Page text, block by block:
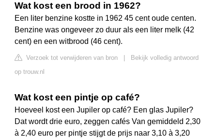
Wat kost een brood in 1962?
Een liter benzine kostte in 1962 45 cent oude centen.
Benzine was ongeveer zo duur als een liter melk (42
cent) en een witbrood (46 cent).
Verzoek tot verwijderen van bron
Bekijk volledig antwoord
op trouw.nl
Wat kost een pintje op café?
Hoeveel kost een Jupiler op café? Een glas Jupiler?
Dat wordt drie euro, zeggen cafés Van gemiddeld 2,30
à 2,40 euro per pintje stijgt de prijs naar 3,10 à 3,20